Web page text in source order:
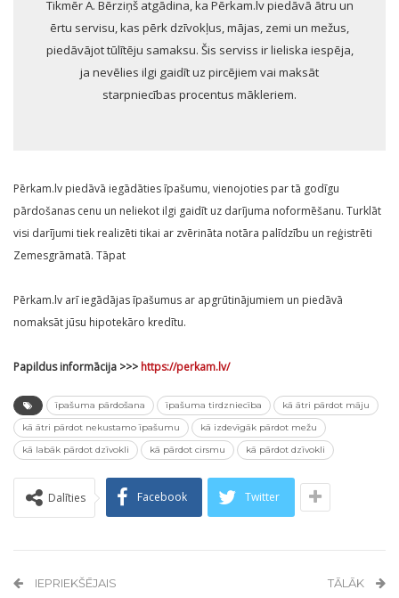
Tikmēr A. Bērziņš atgādina, ka Pērkam.lv piedāvā ātru un
ērtu servisu, kas pērk dzīvokļus, mājas, zemi un mežus,
piedāvājot tūlītēju samaksu. Šis serviss ir lieliska iespēja,
ja nevēlies ilgi gaidīt uz pircējiem vai maksāt
starpniecības procentus mākleriem.
Pērkam.lv piedāvā iegādāties īpašumu, vienojoties par tā godīgu
pārdošanas cenu un neliekot ilgi gaidīt uz darījuma noformēšanu. Turklāt
visi darījumi tiek realizēti tikai ar zvērināta notāra palīdzību un reģistrēti
Zemesgrāmatā. Tāpat
Pērkam.lv arī iegādājas īpašumus ar apgrūtinājumiem un piedāvā
nomaksāt jūsu hipotekāro kredītu.
Papildus informācija >>> https://perkam.lv/
īpašuma pārdošana īpašuma tirdzniecība
kā ātri pārdot māju
kā ātri pārdot nekustamo īpašumu
kā izdevīgāk pārdot mežu
kā labāk pārdot dzīvokli
kā pārdot cirsmu kā pārdot dzīvokli
Dalīties Facebook Twitter
IEPRIEKŠĒJAIS TĀLĀK